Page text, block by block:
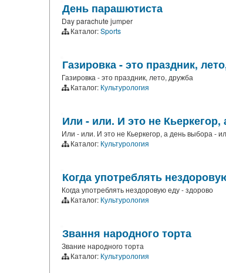
День парашютиста
Day parachute jumper
Каталог:Sports
Газировка - это праздник,
Газировка - это праздник, лето, дружба
Каталог: Культурология
Или - или. И это не
Или - или. И это не Кьеркегор, а день выбора -
Каталог: Культурология
Когда употреблять
Когда употреблять нездоровую еду - здорово
Каталог: Культурология
Звання народного торта
Звание народного торта
Каталог: Культурология